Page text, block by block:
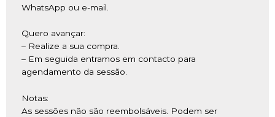
WhatsApp ou e-mail.
Quero avançar:
– Realize a sua compra.
– Em seguida entramos em contacto para
agendamento da sessão.
Notas:
As sessões não são reembolsáveis. Podem ser